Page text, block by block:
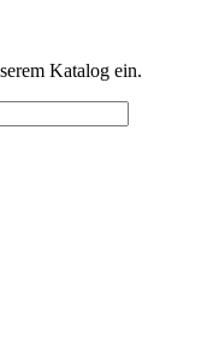
Katalog ein.